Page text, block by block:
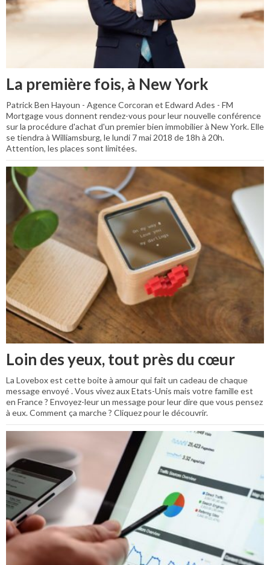
La première fois, à New York
Patrick Ben Hayoun - Agence Corcoran et Edward Ades - FM
Mortgage vous donnent rendez-vous pour leur nouvelle conférence
sur la procédure d'achat d'un premier bien immobilier à New York. Elle
se tiendra à Williamsburg, le lundi 7 mai 2018 de 18h à 20h.
Attention, les places sont limitées.
Loin des yeux, tout près du cœur
La Lovebox est cette boite à amour qui fait un cadeau de chaque
message envoyé . Vous vivez aux Etats-Unis mais votre famille est
en France ? Envoyez-leur un message pour leur dire que vous pensez
à eux. Comment ça marche ? Cliquez pour le découvrir.